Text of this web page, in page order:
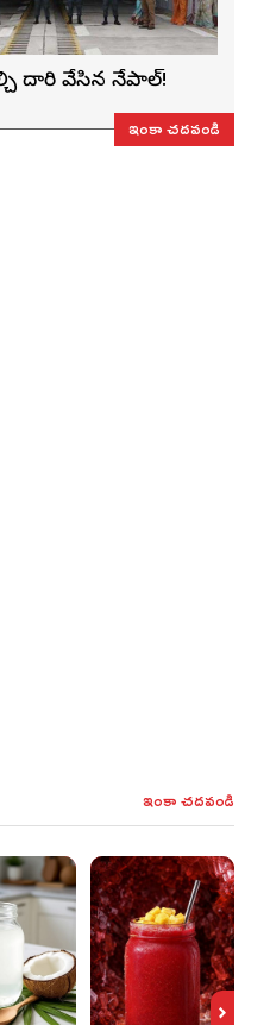
దారి వేసిన నేపాల్!
ఇంకా చదవండి
ఇంకా చదవండి